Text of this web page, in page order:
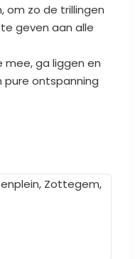
om zo de trillingen
geven aan alle
ga liggen en
ontspanning
Zottegem,